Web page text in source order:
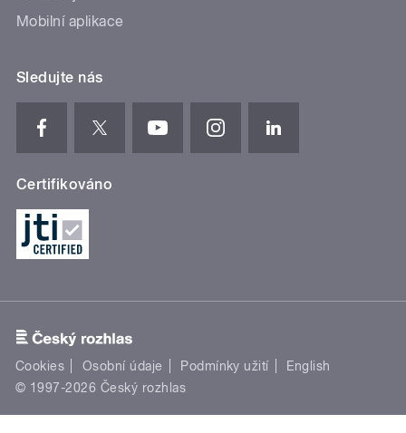
Mobilní aplikace
Sledujte nás
Certifikováno
Cookies Osobní údaje Podmínky užití
English
© 1997-2026 Český rozhlas